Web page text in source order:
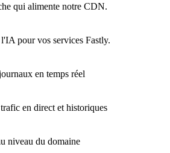
qui alimente notre CDN.
pour vos services Fastly.
en temps réel
en direct et historiques
niveau du domaine